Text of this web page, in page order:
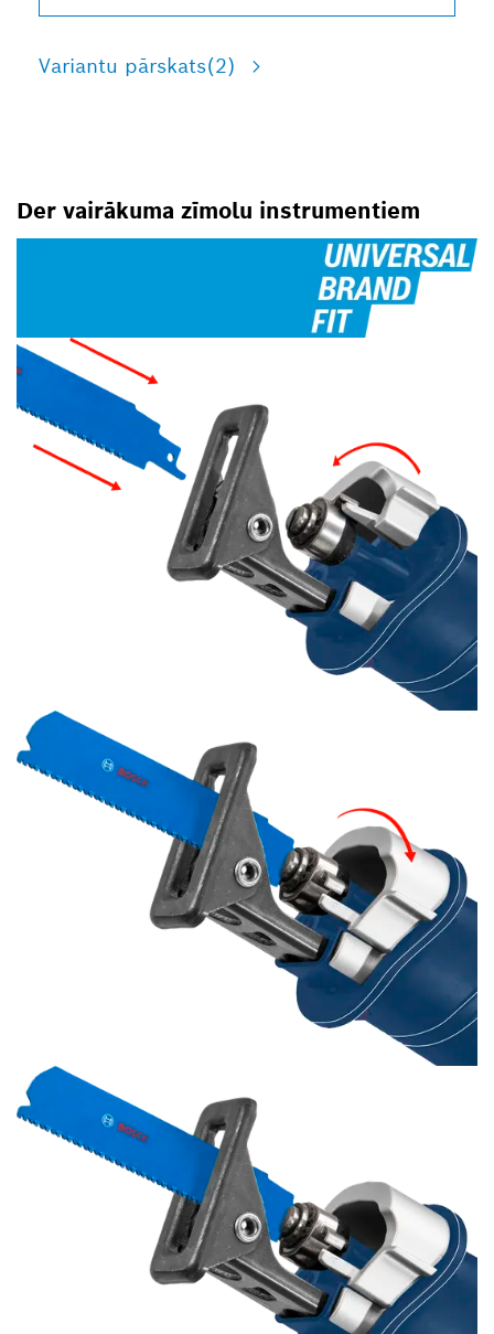
Variantu pārskats(2)
Der vairākuma zīmolu instrumentiem